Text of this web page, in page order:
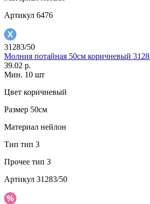
Артикул 6476
31283/50
Молния потайная 50см коричневый
39.02 р.
Мин. 10 шт
Цвет коричневый
Размер 50см
Материал нейлон
Тип тип 3
Прочее тип 3
Артикул 31283/50